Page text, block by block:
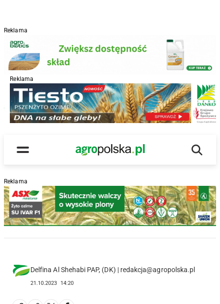
Reklama
Reklama
Menu
Main Logo
Reklama
Delfina Al Shehabi PAP, (DK) | redakcja@agropolska.pl
21.10.2023 14:20